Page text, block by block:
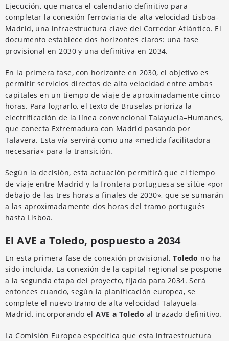
Ejecución, que marca el calendario definitivo para
completar la conexión ferroviaria de alta velocidad Lisboa–
Madrid, una infraestructura clave del Corredor Atlántico. El
documento establece dos horizontes claros: una fase
provisional en 2030 y una definitiva en 2034.
En la primera fase, con horizonte en 2030, el objetivo es
permitir servicios directos de alta velocidad entre ambas
capitales en un tiempo de viaje de aproximadamente cinco
horas. Para lograrlo, el texto de Bruselas prioriza la
electrificación de la línea convencional Talayuela–Humanes,
que conecta Extremadura con Madrid pasando por
Talavera. Esta vía servirá como una «medida facilitadora
necesaria» para la transición.
Según la decisión, esta actuación permitirá que el tiempo
de viaje entre Madrid y la frontera portuguesa se sitúe «por
debajo de las tres horas a finales de 2030», que se sumarán
a las aproximadamente dos horas del tramo portugués
hasta Lisboa.
El AVE a Toledo, pospuesto a 2034
En esta primera fase de conexión provisional,Toledo no ha
sido incluida. La conexión de la capital regional se pospone
a la segunda etapa del proyecto, fijada para 2034. Será
entonces cuando, según la planificación europea, se
complete el nuevo tramo de alta velocidad Talayuela–
Madrid, incorporando elAVE a Toledo al trazado definitivo.
La Comisión Europea especifica que esta infraestructura